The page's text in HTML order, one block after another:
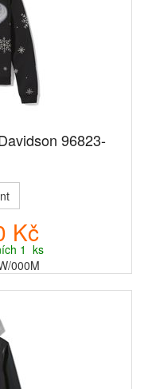
96823-
Kč
1 ks
000M